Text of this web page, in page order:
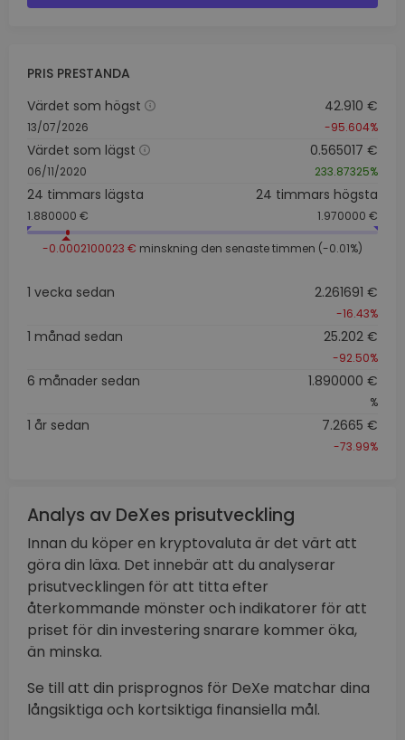
PRIS PRESTANDA
Värdet som högst
13/07/2026
42.910 €
-95.604%
Värdet som lägst
06/11/2020
0.565017 €
233.87325%
24 timmars lägsta
1.880000 €
24 timmars högsta
1.970000 €
-0.0002100023 € minskning den senaste timmen (-0.01%)
1 vecka sedan 2.261691 €
-16.43%
1 månad sedan 25.202 €
-92.50%
6 månader sedan 1.890000 €
%
1 år sedan 7.2665 €
-73.99%
Analys av DeXes prisutveckling
Innan du köper en kryptovaluta är det värt att
göra din läxa. Det innebär att du analyserar
prisutvecklingen för att titta efter
återkommande mönster och indikatorer för att
priset för din investering snarare kommer öka,
än minska.
Se till att din prisprognos för DeXe matchar dina
långsiktiga och kortsiktiga finansiella mål.